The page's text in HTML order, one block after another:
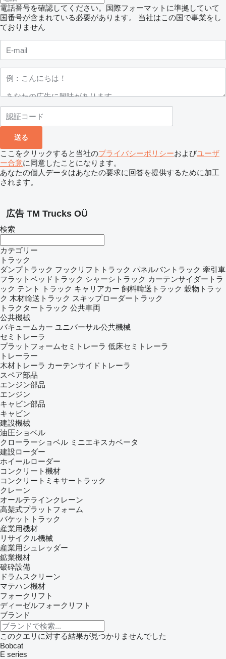
電話番号を確認してください。国際フォーマットに準拠していて
国番号が含まれている必要があります。
当社はこの国で事業をし
ておりません
ここをクリックすると当社のプライバシーポリシーおよびユーザ
ー合意に同意したことになります。
あなたの個人データはあなたの要求に回答を提供するために加工
されます。
広告 TM Trucks OÜ
検索
カテゴリー
トラック
ダンプトラック フックリフトトラック パネルバントラック 牽引車
フラットベッドトラック シャーシトラック カーテンサイダートラ
ック テント トラック キャリアカー 飼料輸送トラック 穀物トラッ
ク 木材輸送トラック スキップローダートラック
トラクタートラック 公共車両
公共機械
バキュームカー ユニバーサル公共機械
セミトレーラ
プラットフォームセミトレーラ 低床セミトレーラ
トレーラー
木材トレーラ カーテンサイドトレーラ
スペア部品
エンジン部品
エンジン
キャビン部品
キャビン
建設機械
油圧ショベル
クローラーショベル ミニエキスカベータ
建設ローダー
ホイールローダー
コンクリート機材
コンクリートミキサートラック
クレーン
オールテラインクレーン
高架式プラットフォーム
バケットトラック
産業用機材
リサイクル機械
産業用シュレッダー
鉱業機材
破砕設備
ドラムスクリーン
マテハン機材
フォークリフト
ディーゼルフォークリフト
ブランド
このクエリに対する結果が見つかりませんでした
Bobcat
E series